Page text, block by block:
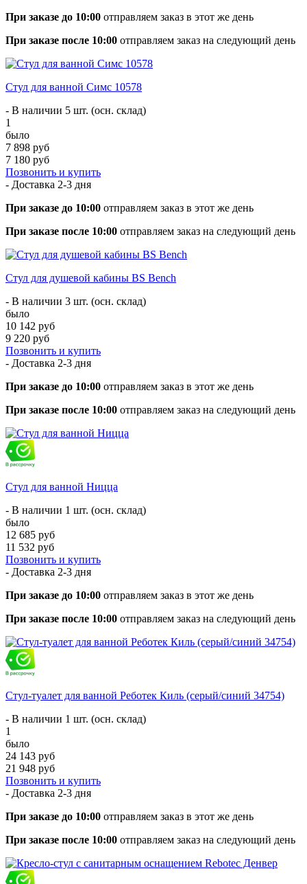
При заказе до 10:00 отправляем заказ в этот же день
При заказе после 10:00 отправляем заказ на следующий день
Стул для ванной Симс 10578
- В наличии 5 шт. (осн. склад)
1
было
7 898 руб
7 180 руб
Позвонить и купить
- Доставка 2-3 дня
При заказе до 10:00 отправляем заказ в этот же день
При заказе после 10:00 отправляем заказ на следующий день
Стул для душевой кабины BS Bench
- В наличии 3 шт. (осн. склад)
было
10 142 руб
9 220 руб
Позвонить и купить
- Доставка 2-3 дня
При заказе до 10:00 отправляем заказ в этот же день
При заказе после 10:00 отправляем заказ на следующий день
Стул для ванной Ницца
- В наличии 1 шт. (осн. склад)
было
12 685 руб
11 532 руб
Позвонить и купить
- Доставка 2-3 дня
При заказе до 10:00 отправляем заказ в этот же день
При заказе после 10:00 отправляем заказ на следующий день
Стул-туалет для ванной Реботек Киль (серый/синий 34754)
- В наличии 1 шт. (осн. склад)
1
было
24 143 руб
21 948 руб
Позвонить и купить
- Доставка 2-3 дня
При заказе до 10:00 отправляем заказ в этот же день
При заказе после 10:00 отправляем заказ на следующий день